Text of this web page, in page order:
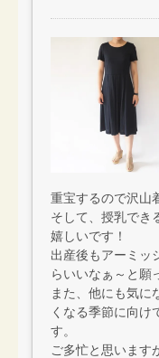
重宝するので沢山
そして、授乳でき
嬉しいです！
出産後もアーミッ
らいいなぁ～と願
また、他にも気に
くなる季節に向け
す。
ご多忙と思います